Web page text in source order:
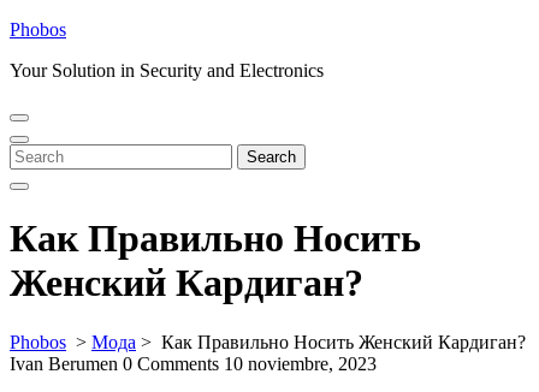
Skip
content
Phobos
Your Solution in Security and Electronics
Open
Menu
Close
Menu
Search
for:
Search
Как Правильно Носить
Женский Кардиган?
Phobos > Мода > Как Правильно Носить Женский Кардиган?
Ivan Berumen 0 Comments 10 noviembre, 2023